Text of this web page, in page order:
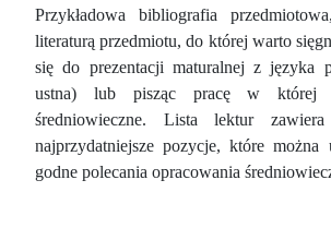
Przykładowa bibliografia
literaturą przedmiotu, do której warto
się do prezentacji maturalnej z języka
ustna) lub pisząc pracę w której
średniowieczne. Lista lektur
najprzydatniejsze pozycje, które
godne polecania opracowania